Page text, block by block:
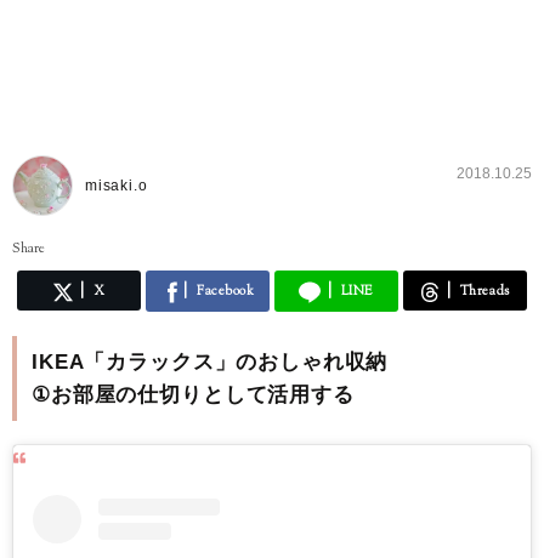
misaki.o
2018.10.25
Share
X Facebook LINE Threads
IKEA「カラックス」のおしゃれ収納
①お部屋の仕切りとして活用する